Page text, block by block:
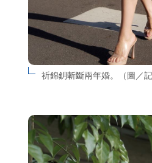
祈錦鈅斬斷兩年婚。（圖／